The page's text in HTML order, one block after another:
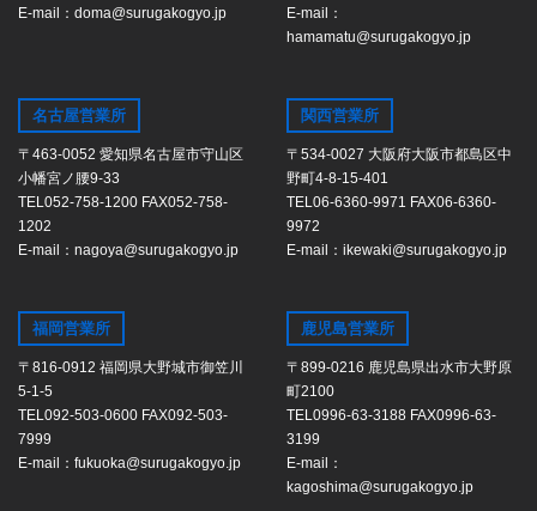
E-mail：doma@surugakogyo.jp
E-mail：
hamamatu@surugakogyo.jp
名古屋営業所
〒463-0052 愛知県名古屋市守山区
小幡宮ノ腰9-33
TEL052-758-1200 FAX052-758-
1202
E-mail：nagoya@surugakogyo.jp
関西営業所
〒534-0027 大阪府大阪市都島区中
野町4-8-15-401
TEL06-6360-9971 FAX06-6360-
9972
E-mail：ikewaki@surugakogyo.jp
福岡営業所
〒816-0912 福岡県大野城市御笠川
5-1-5
TEL092-503-0600 FAX092-503-
7999
E-mail：fukuoka@surugakogyo.jp
鹿児島営業所
〒899-0216 鹿児島県出水市大野原
町2100
TEL0996-63-3188 FAX0996-63-
3199
E-mail：
kagoshima@surugakogyo.jp